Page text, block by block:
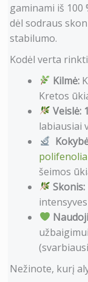
gaminami iš
dėl sodraus
stabilumo.
Kodėl verta
Kilmė:
Kretos
Veislė:
labiausiai
šeimos
Skonis:
Nežinote, kurį